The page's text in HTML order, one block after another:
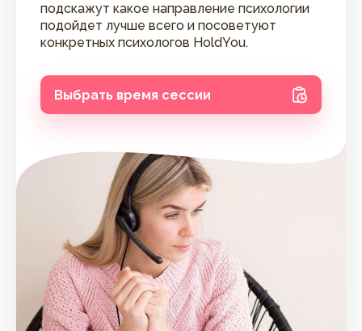
подскажут какое направление психологии
подойдет лучше всего и посоветуют
конкретных психологов HoldYou.
Выбрать время сессии